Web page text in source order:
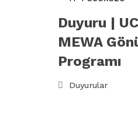
Duyuru |
MEWA
Programı
Duyurular